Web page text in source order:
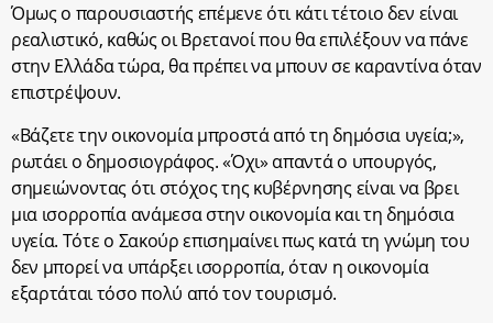
Όμως ο παρουσιαστής επέμενε ότι κάτι τέτοιο δεν είναι
ρεαλιστικό, καθώς οι Βρετανοί που θα επιλέξουν να πάνε
στην Ελλάδα τώρα, θα πρέπει να μπουν σε καραντίνα όταν
επιστρέψουν.
«Βάζετε την οικονομία μπροστά από τη δημόσια υγεία;»,
ρωτάει ο δημοσιογράφος. «Όχι» απαντά ο υπουργός,
σημειώνοντας ότι στόχος της κυβέρνησης είναι να βρει
μια ισορροπία ανάμεσα στην οικονομία και τη δημόσια
υγεία. Τότε ο Σακούρ επισημαίνει πως κατά τη γνώμη του
δεν μπορεί να υπάρξει ισορροπία, όταν η οικονομία
εξαρτάται τόσο πολύ από τον τουρισμό.